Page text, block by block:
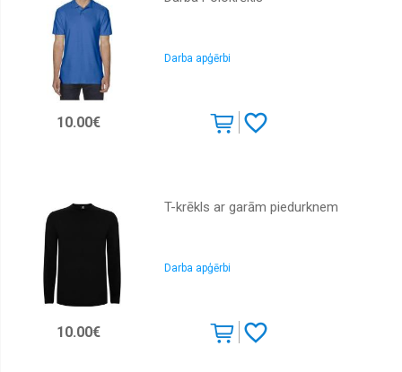
Darba apģērbi
10.00€
T-krēkls ar garām piedurknem
Darba apģērbi
10.00€